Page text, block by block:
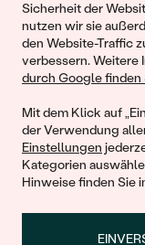
Sicherheit der
nutzen wir sie
den Website-Traffic
verbessern. Weitere
durch Google finden
Mit dem Klick auf
der Verwendung
Einstellungen
Kategorien
Hinweise finden Sie
Begleiten Sie uns!